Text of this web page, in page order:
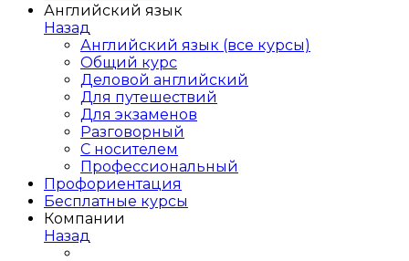
Английский язык
Назад
Английский язык (все курсы)
Общий курс
Деловой английский
Для путешествий
Для экзаменов
Разговорный
С носителем
Профессиональный
Профориентация
Бесплатные курсы
Компании
Назад